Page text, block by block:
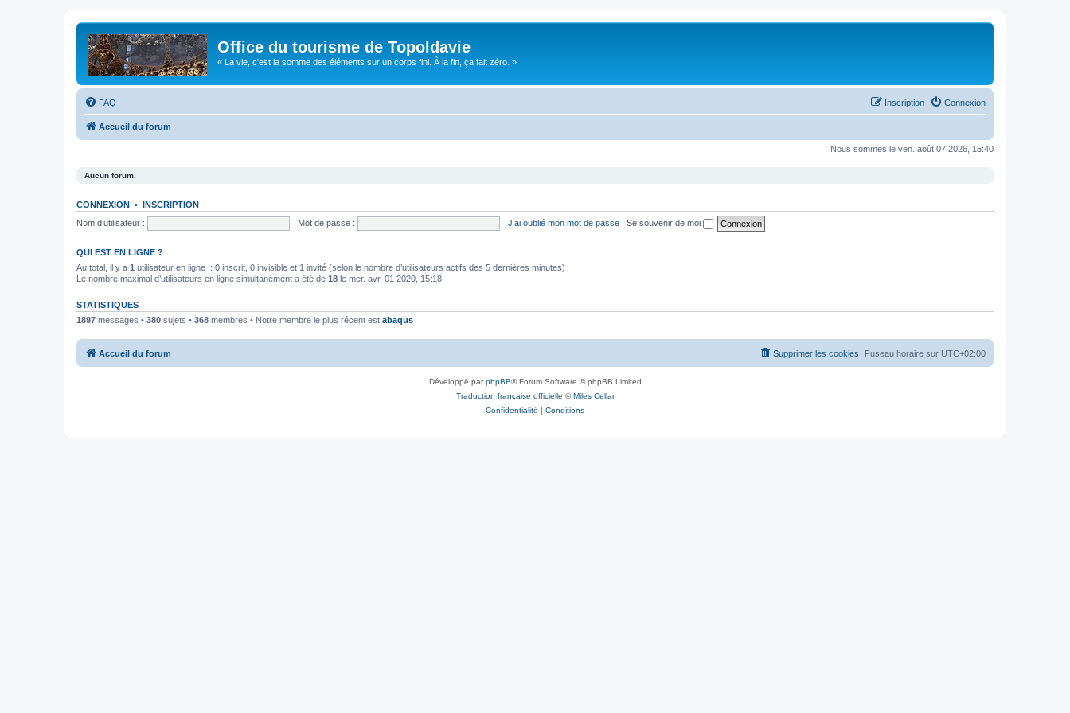
Office du tourisme de Topoldavie
« La vie, c'est la somme des éléments sur un corps fini. À la fin, ça fait zéro. »
FAQ Connexion
Inscription
Accueil du forum
Nous sommes le ven. août 07 2026, 15:40
Aucun forum.
CONNEXION • INSCRIPTION
Nom d’utilisateur :
Mot de passe : J’ai oublié mon mot de passe | Se souvenir de moi
QUI EST EN LIGNE ?
Au total, il y a 1 utilisateur en ligne :: 0 inscrit, 0 invisible et 1 invité (selon le nombre d’utilisateurs actifs des 5 dernières minutes)
Le nombre maximal d’utilisateurs en ligne simultanément a été de 18 le mer. avr. 01 2020, 15:18
STATISTIQUES
1897 messages • 380 sujets • 368 membres • Notre membre le plus récent est abaqus
Accueil du forum Fuseau horaire sur UTC+02:00
Supprimer les cookies
Développé parphpBB® Forum Software © phpBB Limited
Traduction française officielle ©Miles Cellar
Confidentialité | Conditions